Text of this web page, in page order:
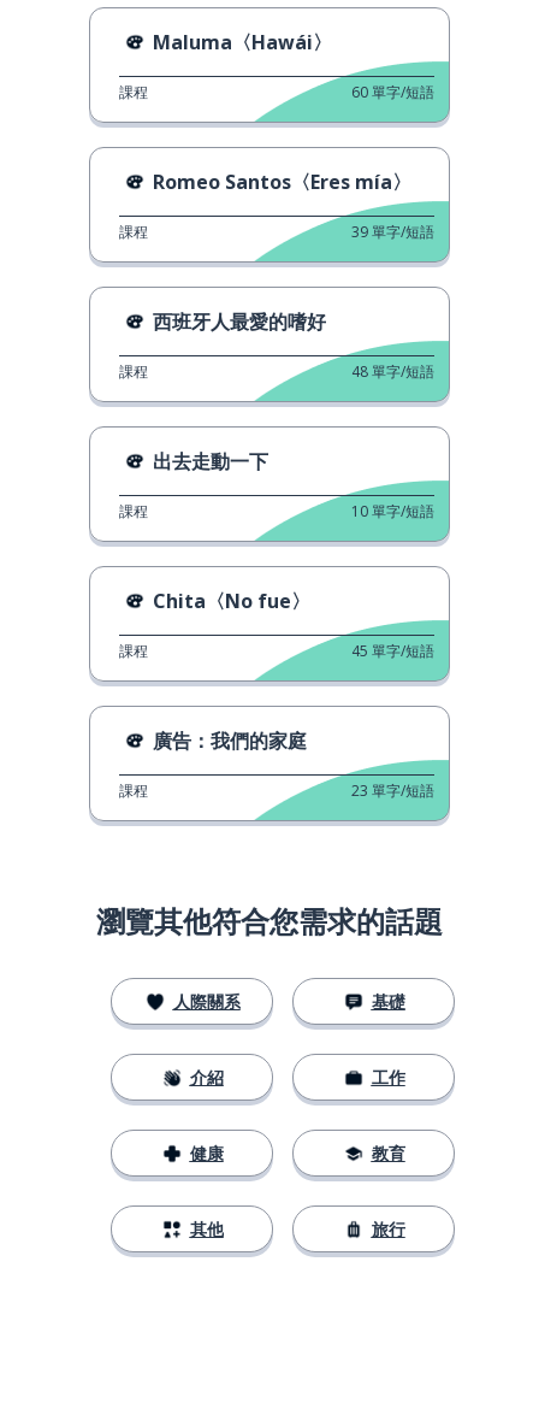
Maluma〈Hawái〉
課程 60單字/短語
Romeo Santos〈Eres mía〉
課程 39單字/短語
西班牙人最愛的嗜好
課程 48單字/短語
出去走動一下
課程 10單字/短語
Chita〈No fue〉
課程 45 單字/短語
廣告：我們的家庭
課程 23 單字/短語
瀏覽其他符合您需求的話題
人際關系
介紹
健康
其他
基礎
工作
教育
旅行